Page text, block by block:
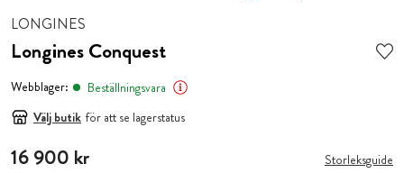
LONGINES
Longines Conquest
Webblager:
Beställningsvara
Välj butik för att se lagerstatus
Pris :16 900 kr
16 900 kr Storleksguide